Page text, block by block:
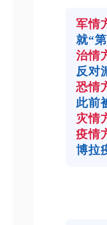
军情
就“
治情
反对
恐情
此前
灾情
疫情
博拉